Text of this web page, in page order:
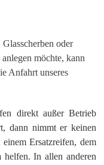
oder
möchte, kann
Anfahrt unseres
direkt außer Betrieb
dann nimmt er keinen
Ersatzreifen, dem
helfen. In allen anderen